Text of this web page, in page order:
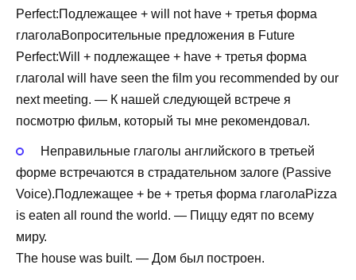
Perfect:Подлежащее + will not have + третья форма
глаголаВопросительные предложения в Future
Perfect:Will + подлежащее + have + третья форма
глаголаI will have seen the film you recommended by our
next meeting. — К нашей следующей встрече я
посмотрю фильм, который ты мне рекомендовал.
Неправильные глаголы английского в третьей
форме встречаются в страдательном залоге (Passive
Voice).Подлежащее + be + третья форма глаголаPizza
is eaten all round the world. — Пиццу едят по всему
миру.
The house was built. — Дом был построен.